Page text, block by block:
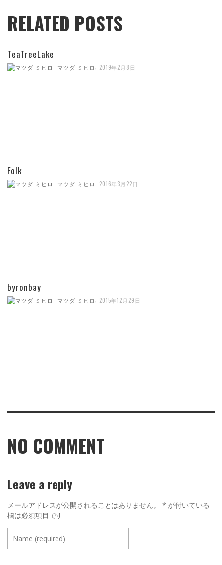
RELATED POSTS
TeaTreeLake
マツダ ミヒロ 2019年2月8日
Folk
マツダ ミヒロ 2016年3月22日
byronbay
マツダ ミヒロ 2015年12月29日
NO COMMENT
Leave a reply
メールアドレスが公開されることはありません。 * が付いている
欄は必須項目です